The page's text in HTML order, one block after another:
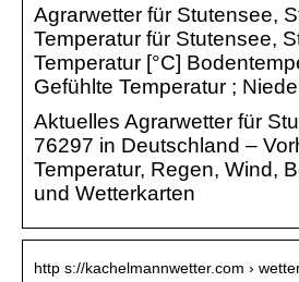
Agrarwetter für Stutensee,
Temperatur für Stutensee,
Temperatur [°C]
Gefühlte Temperatur ;
Aktuelles Agrarwetter für
76297 in Deutschland –
Temperatur, Regen, Wind,
und Wetterkarten
http s://kachelmannwetter.com ›